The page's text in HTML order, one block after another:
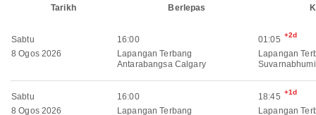
Tarikh Berlepas
Sabtu
8 Ogos 2026
16:00
Lapangan Terbang
Antarabangsa Calgary
01:05 +2d
Lapangan
Suvarnabhumi
Sabtu
8 Ogos 2026
16:00
Lapangan Terbang
18:45 +1d
Lapangan